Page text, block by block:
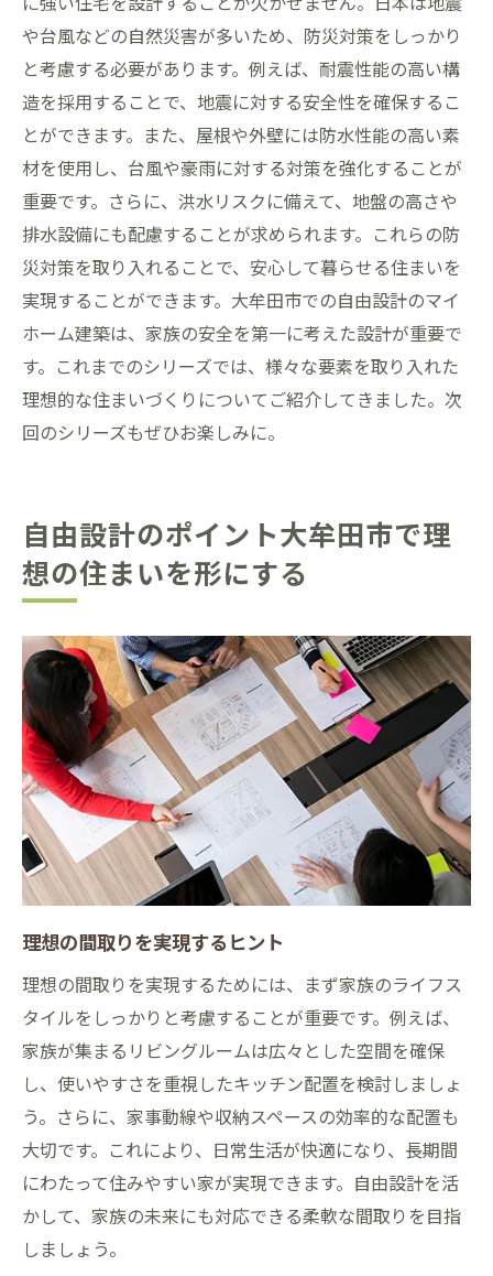
や台風などの自然災害が多いため、防災対策をしっかり
と考慮する必要があります。例えば、耐震性能の高い構
造を採用することで、地震に対する安全性を確保するこ
とができます。また、屋根や外壁には防水性能の高い素
材を使用し、台風や豪雨に対する対策を強化することが
重要です。さらに、洪水リスクに備えて、地盤の高さや
排水設備にも配慮することが求められます。これらの防
災対策を取り入れることで、安心して暮らせる住まいを
実現することができます。大牟田市での自由設計のマイ
ホーム建築は、家族の安全を第一に考えた設計が重要で
す。これまでのシリーズでは、様々な要素を取り入れた
理想的な住まいづくりについてご紹介してきました。次
回のシリーズもぜひお楽しみに。
自由設計のポイント大牟田市で理
想の住まいを形にする
理想の間取りを実現するヒント
理想の間取りを実現するためには、まず家族のライフス
タイルをしっかりと考慮することが重要です。例えば、
家族が集まるリビングルームは広々とした空間を確保
し、使いやすさを重視したキッチン配置を検討しましょ
う。さらに、家事動線や収納スペースの効率的な配置も
大切です。これにより、日常生活が快適になり、長期間
にわたって住みやすい家が実現できます。自由設計を活
かして、家族の未来にも対応できる柔軟な間取りを目指
しましょう。